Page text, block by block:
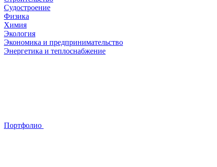
Судостроение
Физика
Химия
Экология
Экономика и предпринимательство
Энергетика и теплоснабжение
Портфолио